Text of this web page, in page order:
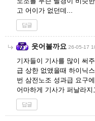
고 어이가 없던데...
답글
웃어볼까요 26-05-17
기자들이 기사를 많이 써
급 상한 없앴을때 하이닉
번 삼전노조 성과급 요구
어마하게 기사가 퍼날라지
답글